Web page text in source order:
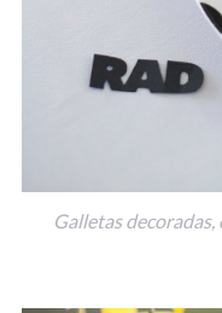
Galletas